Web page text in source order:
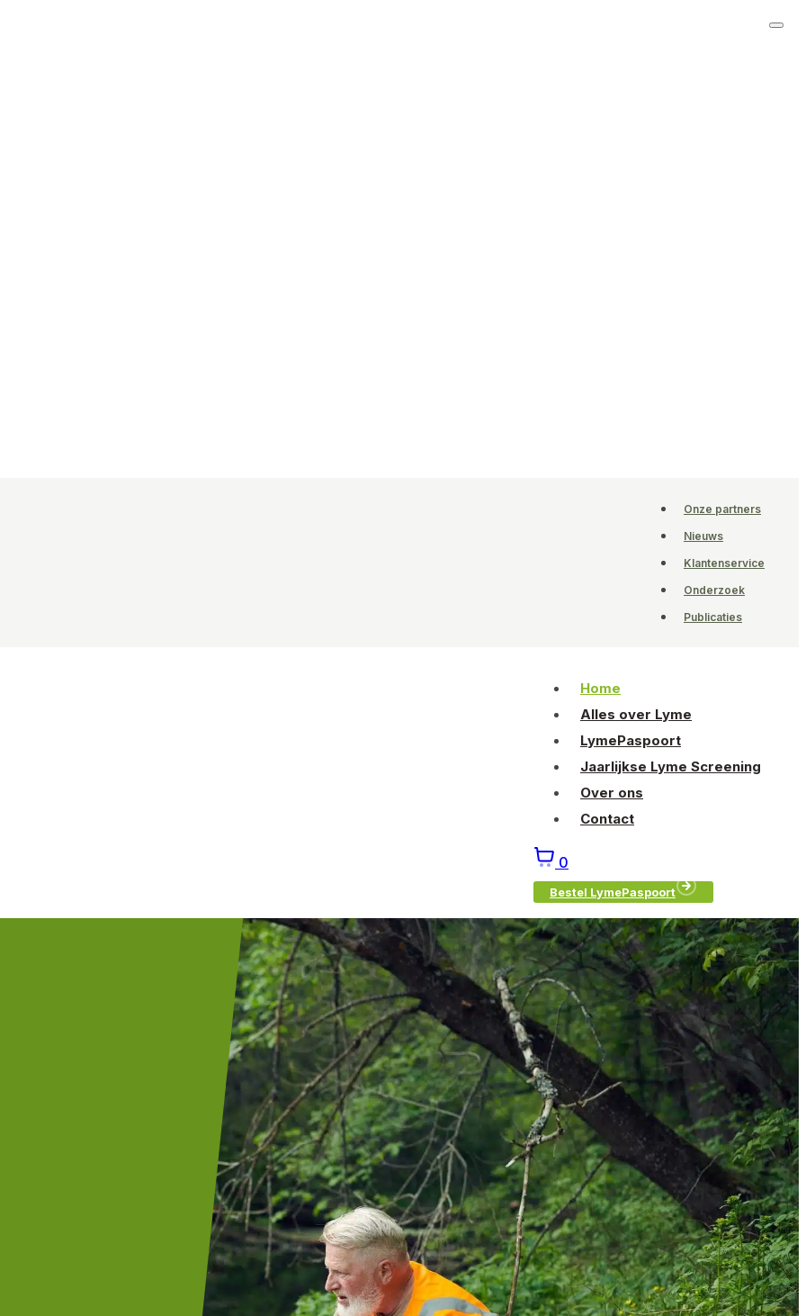
Onze partners
Nieuws
Klantenservice
Onderzoek
Publicaties
Home
Alles over Lyme
LymePaspoort
Jaarlijkse Lyme Screening
Over ons
Contact
0
Bestel LymePaspoort